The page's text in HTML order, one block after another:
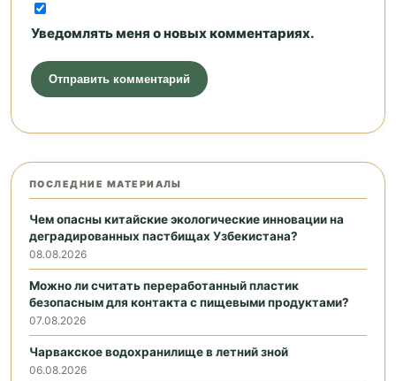
Уведомлять меня о новых комментариях.
ПОСЛЕДНИЕ МАТЕРИАЛЫ
Чем опасны китайские экологические инновации на
деградированных пастбищах Узбекистана?
08.08.2026
Можно ли считать переработанный пластик
безопасным для контакта с пищевыми продуктами?
07.08.2026
Чарвакское водохранилище в летний зной
06.08.2026